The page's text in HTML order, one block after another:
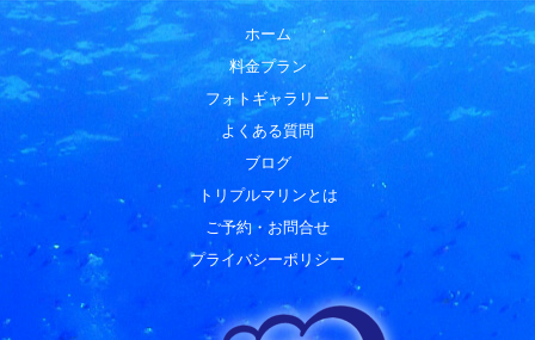
ホーム
料金プラン
フォトギャラリー
よくある質問
ブログ
トリプルマリンとは
ご予約・お問合せ
プライバシーポリシー